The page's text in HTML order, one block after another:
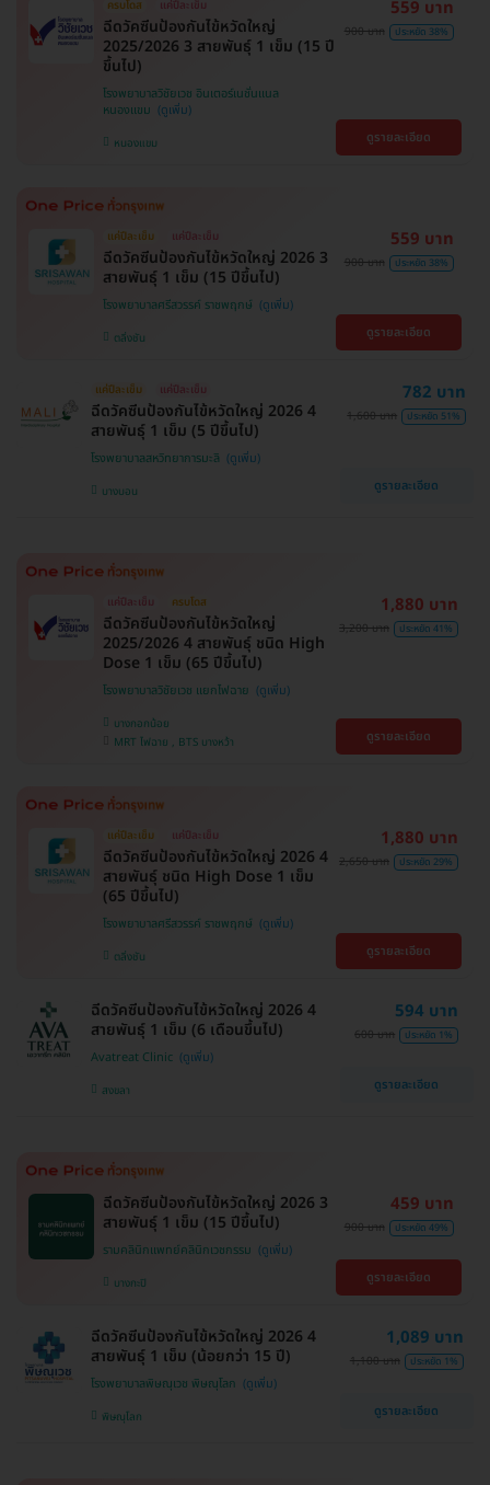
ครบโดส แค่ปีละเข็ม
ฉีดวัคซีนป้องกันไข้หวัดใหญ่
2025/2026 3 สายพันธุ์ 1 เข็ม (15 ปี
ขึ้นไป)
โรงพยาบาลวิชัยเวช อินเตอร์เนชั่นแนล
หนองแขม
หนองแขม
559 บาท
900 บาท ประหยัด 38%
ดูรายละเอียด
แค่ปีละเข็ม แค่ปีละเข็ม
ฉีดวัคซีนป้องกันไข้หวัดใหญ่ 2026 3
สายพันธุ์ 1 เข็ม (15 ปีขึ้นไป)
โรงพยาบาลศรีสวรรค์ ราชพฤกษ์
ตลิ่งชัน
559 บาท
900 บาท ประหยัด 38%
ดูรายละเอียด
แค่ปีละเข็ม แค่ปีละเข็ม
ฉีดวัคซีนป้องกันไข้หวัดใหญ่ 2026 4
สายพันธ์ุ 1 เข็ม (5 ปีขึ้นไป)
โรงพยาบาลสหวิทยาการมะลิ
บางบอน
782 บาท
1,600 บาท ประหยัด 51%
ดูรายละเอียด
แค่ปีละเข็ม ครบโดส
ฉีดวัคซีนป้องกันไข้หวัดใหญ่
2025/2026 4 สายพันธุ์ ชนิด High
Dose 1 เข็ม (65 ปีขึ้นไป)
โรงพยาบาลวิชัยเวช แยกไฟฉาย
บางกอกน้อย
MRT ไฟฉาย , BTS บางหว้า
1,880 บาท
3,200 บาท ประหยัด 41%
ดูรายละเอียด
แค่ปีละเข็ม แค่ปีละเข็ม
ฉีดวัคซีนป้องกันไข้หวัดใหญ่ 2026 4
สายพันธุ์ ชนิด High Dose 1 เข็ม
(65 ปีขึ้นไป)
โรงพยาบาลศรีสวรรค์ ราชพฤกษ์
ตลิ่งชัน
1,880 บาท
2,650 บาท ประหยัด 29%
ดูรายละเอียด
ฉีดวัคซีนป้องกันไข้หวัดใหญ่ 2026 4
สายพันธุ์ 1 เข็ม (6 เดือนขึ้นไป)
Avatreat Clinic
สงขลา
594 บาท
600 บาท ประหยัด 1%
ดูรายละเอียด
ฉีดวัคซีนป้องกันไข้หวัดใหญ่ 2026 3
สายพันธุ์ 1 เข็ม (15 ปีขึ้นไป)
รามคลินิกแพทย์คลินิกเวชกรรม
บางกะปิ
459 บาท
900 บาท ประหยัด 49%
ดูรายละเอียด
ฉีดวัคซีนป้องกันไข้หวัดใหญ่ 2026 4
สายพันธุ์ 1 เข็ม (น้อยกว่า 15 ปี)
โรงพยาบาลพิษณุเวช พิษณุโลก
พิษณุโลก
1,089 บาท
1,100 บาท ประหยัด 1%
ดูรายละเอียด